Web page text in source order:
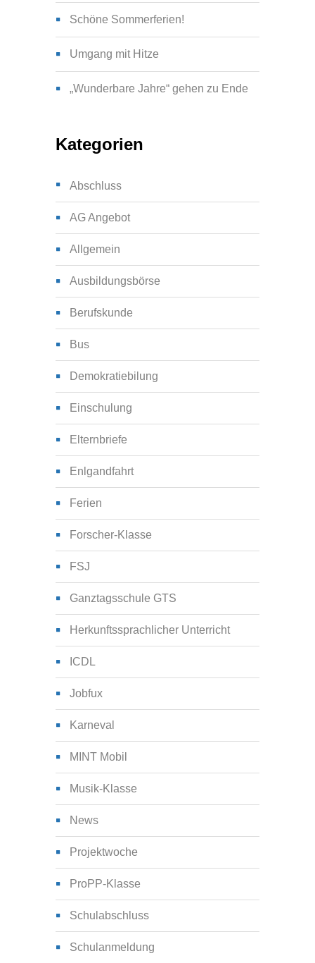
Schöne Sommerferien!
Umgang mit Hitze
„Wunderbare Jahre“ gehen zu Ende
Kategorien
Abschluss
AG Angebot
Allgemein
Ausbildungsbörse
Berufskunde
Bus
Demokratiebilung
Einschulung
Elternbriefe
Enlgandfahrt
Ferien
Forscher-Klasse
FSJ
Ganztagsschule GTS
Herkunftssprachlicher Unterricht
ICDL
Jobfux
Karneval
MINT Mobil
Musik-Klasse
News
Projektwoche
ProPP-Klasse
Schulabschluss
Schulanmeldung